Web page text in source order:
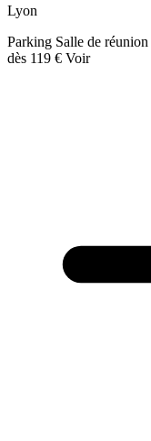
Lyon
Parking Salle de réunion
dès 119 € Voir